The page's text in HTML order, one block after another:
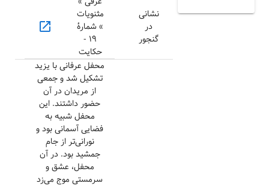
نشانی
در
گنجور
مثنویات
» شمارهٔ
۱۹ -
حکایت
open_in_new
محفل عرفانی با یزید
تشکیل شد و جمعی
از مریدان در آن
حضور داشتند. این
محفل شبیه به
فضایی آسمانی بود و
نورانی‌تر از جام
جمشید بود. در آن
محفل، عشق و
سرمستی موج می‌زد